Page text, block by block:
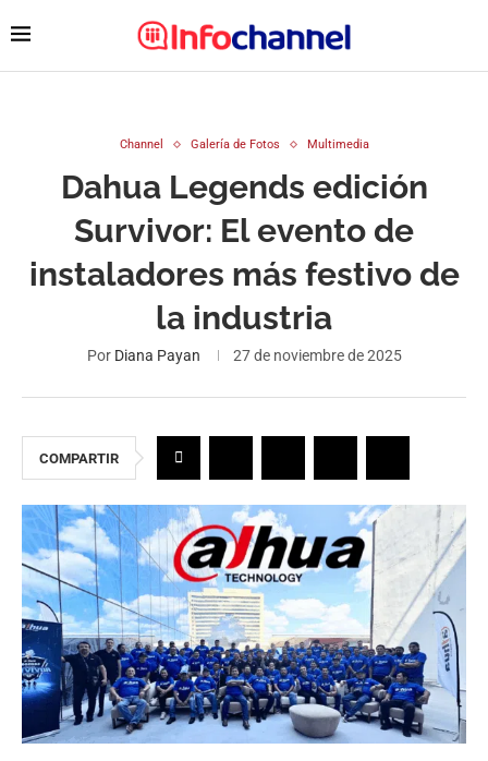
Channel Galería de Fotos Multimedia
Dahua Legends edición
Survivor: El evento de
instaladores más festivo de
la industria
Por Diana Payan 27 de noviembre de 2025
COMPARTIR